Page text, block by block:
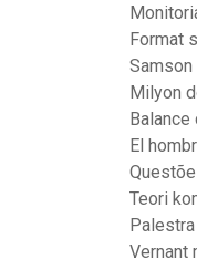
Format
Milyon
El
Teori
Vernant